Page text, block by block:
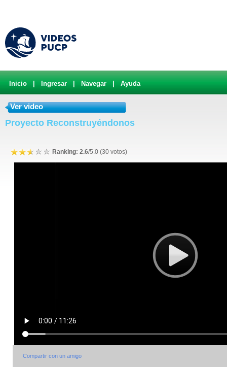
Inicio Ingresar Navegar Ayuda
Ver video
Proyecto Reconstruyéndonos
Ranking: 2.6/5.0 (30 votos)
Compartir con un amigo